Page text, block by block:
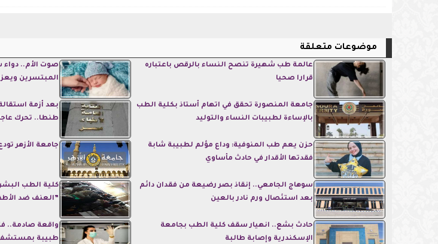
موضوعات متعلقة
عالمة طب شهيرة تنصح النساء بالرقص باعتباره
قرارا صحيا
صوت الأم.. دواء
المبتسرين
جامعة المنصورة تحقق في اتهام أستاذ بكلية الطب
بالإساءة لطبيبات النساء والتوليد
بعد أزمة
طنطا.. تحرك
حزن يعم طب المنوفية: وداع مؤلم لطبيبة شابة
فقدتها الأقدار في حادث مأساوي
جامعة الأزهر
سوهاج الجامعي.. إنقاذ بصر رضيعة من فقدان دائم
بعد استئصال ورم نادر بالعين
كلية الطب
”العنف ضد
حادث بشع.. انهيار سقف كلية الطب بجامعة
الإسكندرية وإصابة طالبة
واقعة صادمة..
طبيبة